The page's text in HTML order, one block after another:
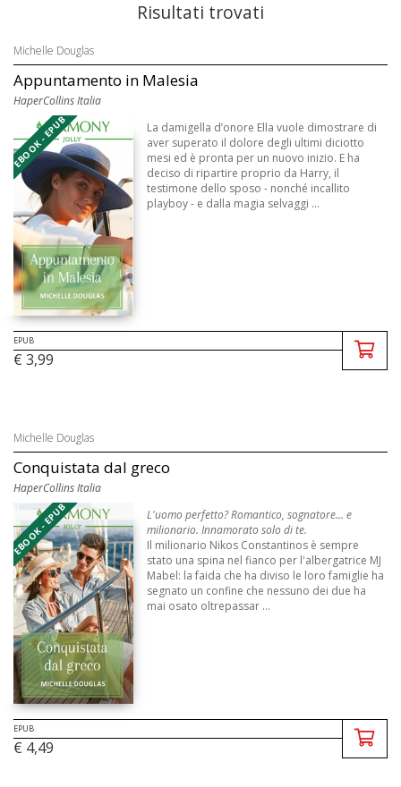
Risultati trovati
Michelle Douglas
Appuntamento in Malesia
HaperCollins Italia
EBOOK - EPUB
La damigella d’onore Ella vuole dimostrare di
aver superato il dolore degli ultimi diciotto
mesi ed è pronta per un nuovo inizio. E ha
deciso di ripartire proprio da Harry, il
testimone dello sposo - nonché incallito
playboy - e dalla magia selvaggi ...
EPUB
€ 3,99
Michelle Douglas
Conquistata dal greco
HaperCollins Italia
EBOOK - EPUB
L'uomo perfetto? Romantico, sognatore... e
milionario. Innamorato solo di te.
Il milionario Nikos Constantinos è sempre
stato una spina nel fianco per l'albergatrice MJ
Mabel: la faida che ha diviso le loro famiglie ha
segnato un confine che nessuno dei due ha
mai osato oltrepassar ...
EPUB
€ 4,49